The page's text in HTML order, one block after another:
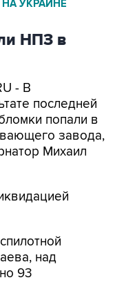
УКРАИНЕ
НПЗ в
- В
последней
попали в
завода,
Михаил
над
93